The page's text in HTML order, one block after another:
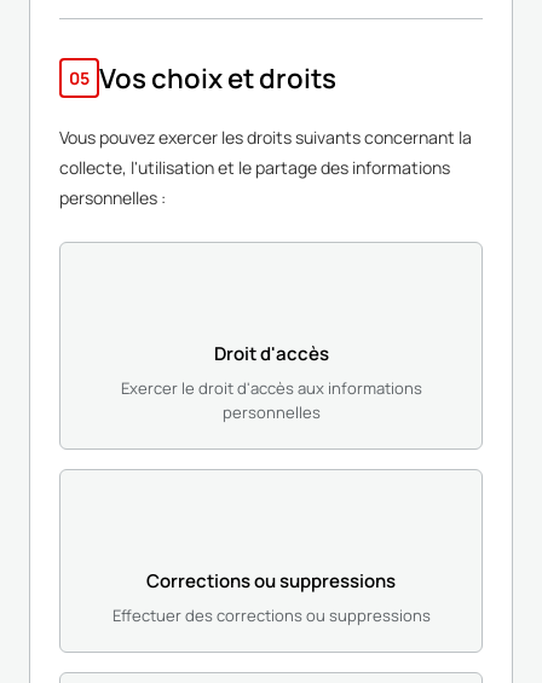
05 Vos choix et droits
Vous pouvez exercer les droits suivants concernant la
collecte, l'utilisation et le partage des informations
personnelles :
Droit d'accès
Exercer le droit d'accès aux informations
personnelles
Corrections ou suppressions
Effectuer des corrections ou suppressions